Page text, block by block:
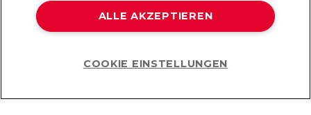
©2026 Lovehoney Group Switzerland AG. Alle Rechte vorbehalten
ALLE AKZEPTIEREN
COOKIE EINSTELLUNGEN